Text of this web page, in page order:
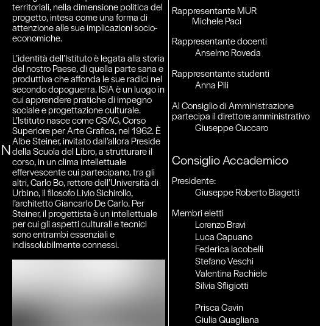
N
territoriali, nella dimensione politica del
progetto, intesa come una forma di
attenzione alle sue implicazioni socio-
economiche.
L’identità dell’Istituto è legata alla storia
del nostro Paese, di quella parte sana e
produttiva che affonda le sue radici nel
secondo dopoguerra. ISIA è un luogo in
cui apprendere pratiche di impegno
sociale e progettazione culturale.
L’Istituto nasce come CSAG, Corso
Superiore per Arte Grafica, nel 1962. È
Albe Steiner, invitato dall’allora Preside
della Scuola del Libro, a strutturare il
corso, in un clima intellettuale
effervescente cui partecipano, tra gli
altri, Carlo Bo, rettore dell’Università di
Urbino, il filosofo Livio Sichirollo,
l’architetto Giancarlo De Carlo. Per
Steiner, il progettista è un intellettuale
per cui gli aspetti culturali e tecnici
sono entrambi essenziali e
indissolubilmente connessi.
Rappresentante MUR
Michele Paci
Rappresentante docenti
Anselmo Roveda
Rappresentante studenti
Anna Pili
Al Consiglio di Amministrazione
partecipa il direttore amministrativo
Giuseppe Cuccaro
Consiglio Accademico
Presidente:
Giuseppe Roberto Biagetti
Membri eletti
Lorenzo Bravi
Luca Capuano
Federica Iacobelli
Stefano Veschi
Valentina Rachiele
Silvia Sfligiotti
Prisca Gavin
Giulia Quagliana